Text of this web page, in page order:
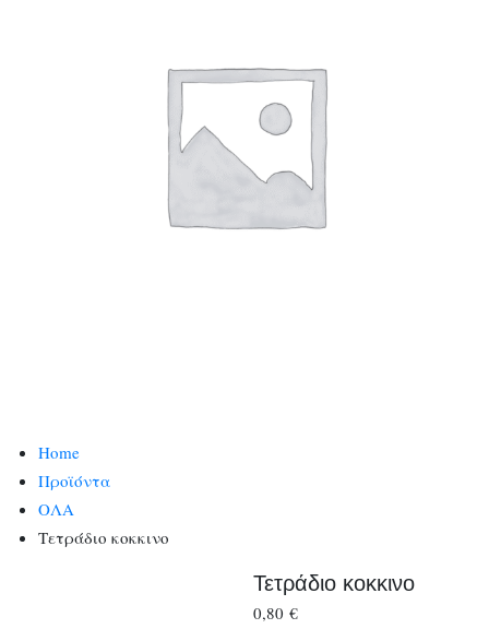
Home
Προϊόντα
ΟΛΑ
Τετράδιο κοκκινο
Τετράδιο κοκκινο
0,80€